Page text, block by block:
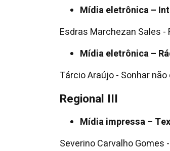
Mídia eletrônica –
Esdras Marchezan Sales
Mídia eletrônica –
Tárcio Araújo - Sonhar
Regional III
Mídia impressa –
Severino Carvalho